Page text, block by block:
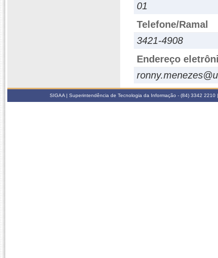
01
Telefone/Ramal
3421-4908
Endereço
SIGAA | Superintendência de Tecnologia da Informação - (84) 3342